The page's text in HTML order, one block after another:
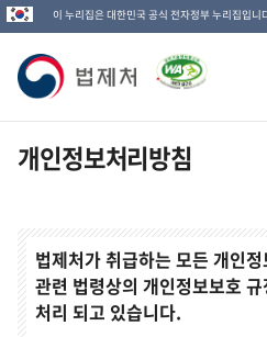
이 누리집은 대한민국 공식 전자정부 누리집입니
법
제
처
고
개인정보처리방침
법제처가 취급하는 모든 개인
관련 법령상의 개인정보보호
처리 되고 있습니다.